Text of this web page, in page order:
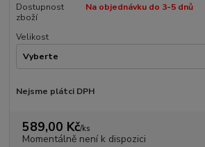
Dostupnost
zboží
Na objednávku do 3-5 dnů
Velikost
Nejsme plátci DPH
589,00 Kč/ks
Momentálně není k dispozici